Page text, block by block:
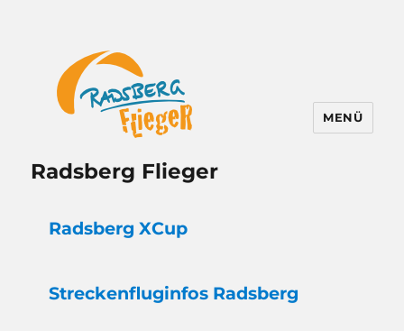
Radsberg Flieger
MENÜ
Radsberg XCup
Streckenfluginfos Radsberg